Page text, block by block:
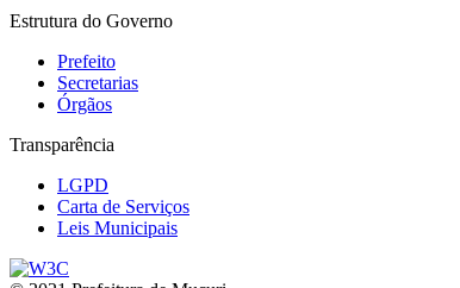
Estrutura do Governo
Prefeito
Secretarias
Órgãos
Transparência
LGPD
Carta de Serviços
Leis Municipais